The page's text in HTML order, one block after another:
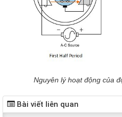
Nguyên lý hoạt động của
Bài viết liên quan